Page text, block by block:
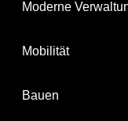
Moderne
Mobilität
Bauen